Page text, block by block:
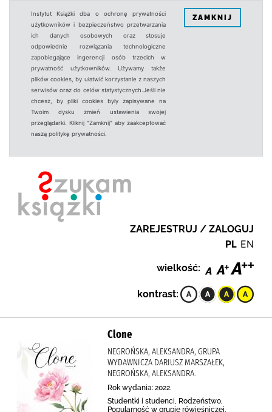
Instytut Książki dba o ochronę prywatności
użytkowników i bezpieczeństwo przetwarzania
ich danych osobowych oraz stosuje
odpowiednie rozwiązania technologiczne
zapobiegające ingerencji osób trzecich w
prywatność użytkowników. Używamy także
plików cookies, by ułatwić korzystanie z naszych
serwisów oraz do celów statystycznych.Jeśli nie
chcesz, by pliki cookies były zapisywane na
Twoim dysku zmień ustawienia swojej
przeglądarki. Kliknij "Zamknij" aby zaakceptować
naszą politykę prywatności.
ZAMKNIJ
ZAREJESTRUJ / ZALOGUJ
PL EN
wielkość:
kontrast:
Clone
NEGROŃSKA, ALEKSANDRA, GRUPA
WYDAWNICZA DARIUSZ MARSZAŁEK,
NEGROŃSKA, ALEKSANDRA.
Rok wydania: 2022.
Studentki i studenci, Rodzeństwo,
Popularność w grupie rówieśniczej,